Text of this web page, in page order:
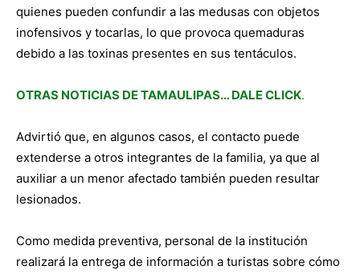
quienes pueden confundir a las medusas con objetos
inofensivos y tocarlas, lo que provoca quemaduras
debido a las toxinas presentes en sus tentáculos.
OTRAS NOTICIAS DE TAMAULIPAS… DALE CLICK.
Advirtió que, en algunos casos, el contacto puede
extenderse a otros integrantes de la familia, ya que al
auxiliar a un menor afectado también pueden resultar
lesionados.
Como medida preventiva, personal de la institución
realizará la entrega de información a turistas sobre cómo